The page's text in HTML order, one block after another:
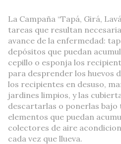
La Campaña “Tapá, Girá,
tareas que resultan
avance de la enfermedad:
depósitos que puedan
cepillo o esponja los
para desprender los huevos
los recipientes en desuso,
jardines limpios, y las
descartarlas o ponerlas
elementos que puedan
colectores de aire
cada vez que llueva.